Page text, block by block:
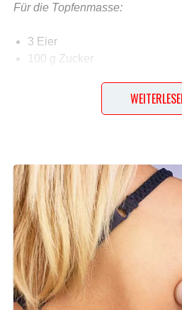
Für die Topfenmasse:
3 Eier
100 g Zucker
1 Pkg. Vanillepuddingpulver
250 ml Sauerrahm
Lob, Kritik, Fragen oder
Dann hinterlasse doch bitte
Ende dieser Seite & auch eine
Und so wird es
Aus den Teigzutaten einen